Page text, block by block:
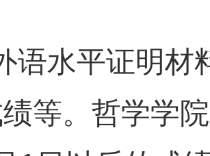
语水平证明材
等。哲学学